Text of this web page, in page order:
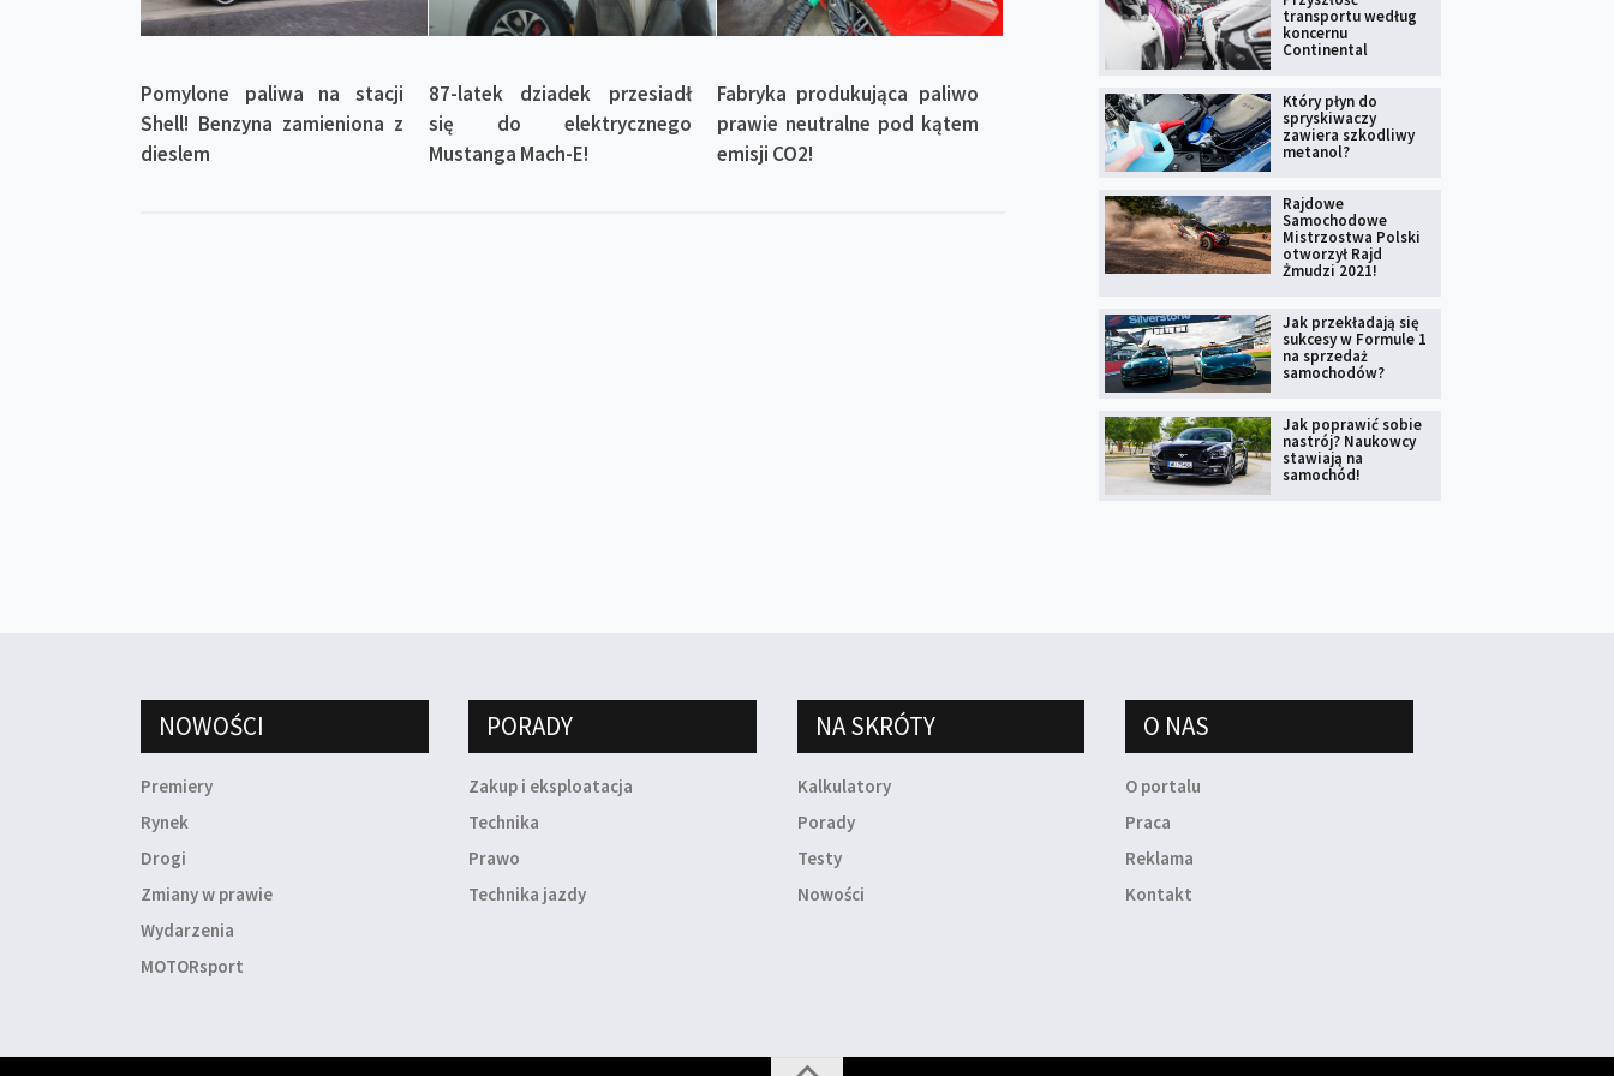
Pomylone paliwa na stacji
Shell! Benzyna zamieniona z
dieslem
87-latek dziadek przesiadł
się do elektrycznego
Mustanga Mach-E!
Fabryka produkująca paliwo
prawie neutralne pod kątem
emisji CO2!
transportu według
koncernu
Continental
Który płyn do
spryskiwaczy
zawiera szkodliwy
metanol?
Rajdowe
Samochodowe
Mistrzostwa Polski
otworzył Rajd
Żmudzi 2021!
Jak przekładają się
sukcesy w Formule 1
na sprzedaż
samochodów?
Jak poprawić sobie
nastrój? Naukowcy
stawiają na
samochód!
NOWOŚCI
Premiery
Rynek
Drogi
Zmiany w prawie
Wydarzenia
MOTORsport
PORADY
Zakup i eksploatacja
Technika
Prawo
Technika jazdy
NA SKRÓTY
Kalkulatory
Porady
Testy
Nowości
O NAS
O portalu
Praca
Reklama
Kontakt